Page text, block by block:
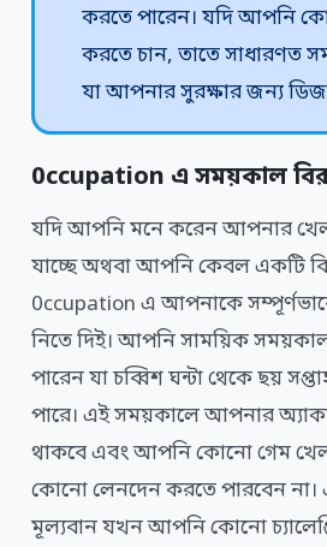
করতে পারেন। যদি আপনি
করতে চান, তাতে সাধারণত
যা আপনার সুরক্ষার জন্য
0ccupation এ সময়কাল
যদি আপনি মনে করেন আপনার
যাচ্ছে অথবা আপনি কেবল একটি
0ccupation এ আপনাকে
নিতে দিই। আপনি সাময়িক সময়কাল
পারেন যা চব্বিশ ঘন্টা থেকে ছয়
পারে। এই সময়কালে আপনার
থাকবে এবং আপনি কোনো গেম
কোনো লেনদেন করতে পারবেন না।
মূল্যবান যখন আপনি কোনো